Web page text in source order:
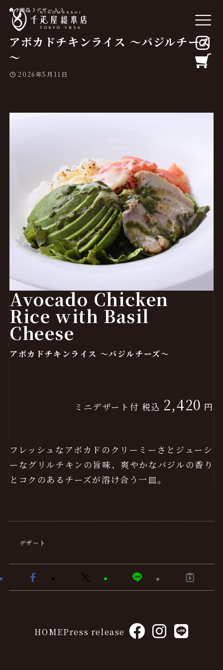
商品 デザート
アボカドチキンライス ～バジルチーズ
～
2026年5月11日
Avocado Chicken
Rice with Basil
Cheese
アボカドチキンライス ～バジルチーズ～
ミニデザート付 税込 2,420 円
フレッシュなアボカドのクリーミーさとジューシ
ーなグリルチキンの旨味、爽やかなバジルの香り
とコクのあるチーズが溶け合う一皿。
デザート
HOMEPress release